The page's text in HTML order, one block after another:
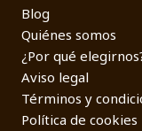
Blog
Quiénes somos
¿Por qué
Aviso legal
Términos y
Política de cookies